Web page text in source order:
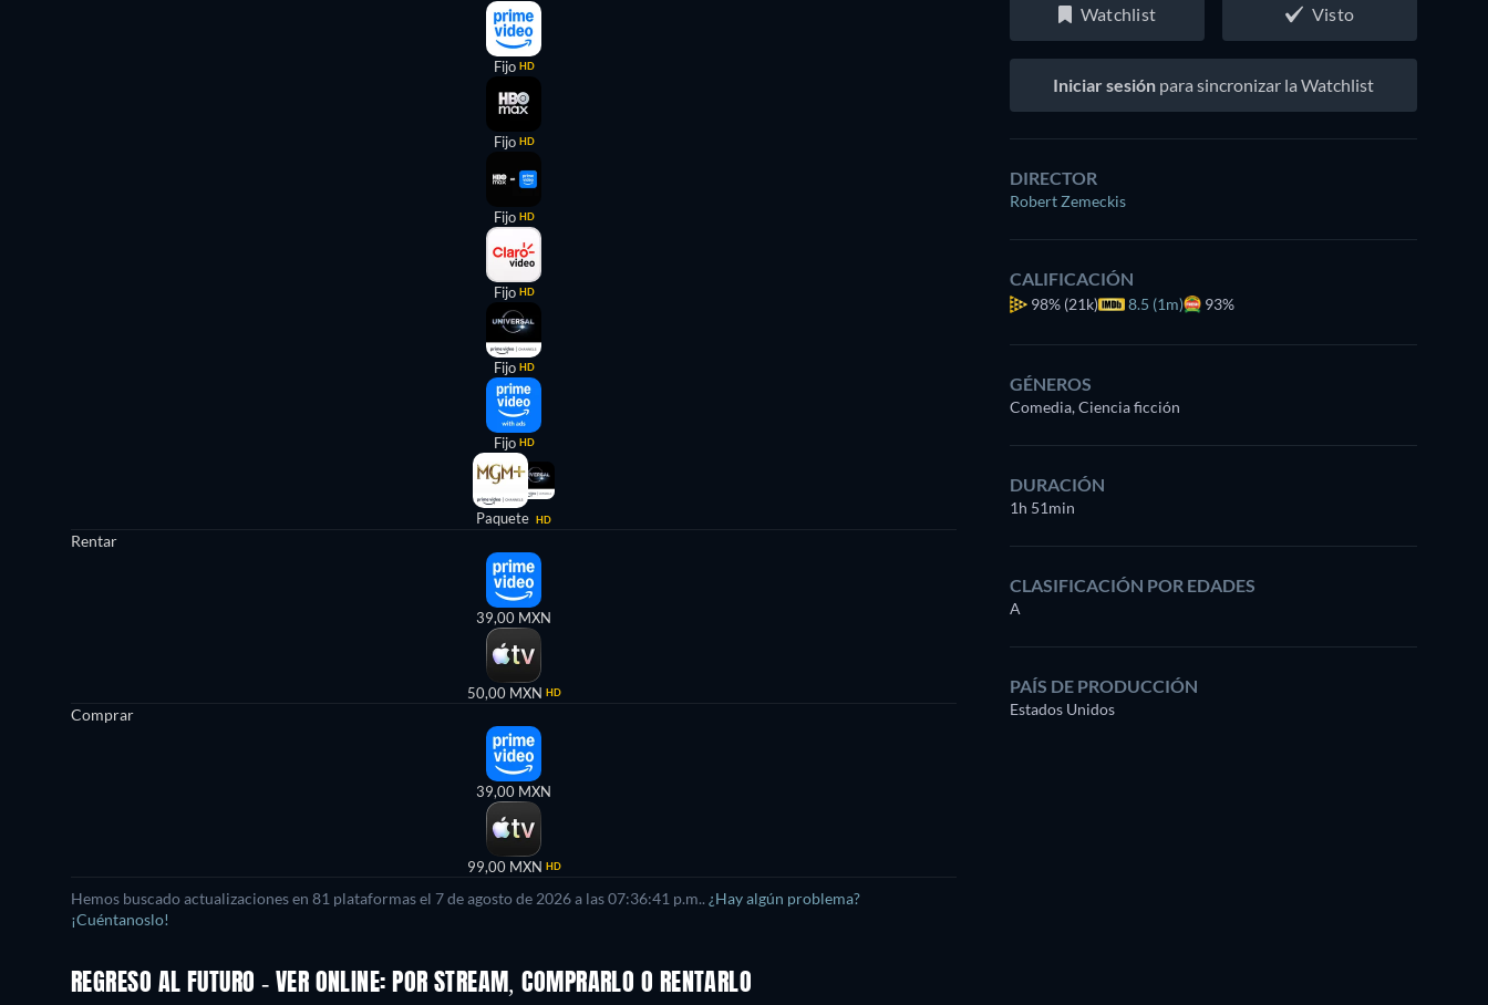
Fijo HD
Fijo HD
Fijo HD
Fijo HD
Fijo HD
Fijo HD
Paquete HD
Rentar
39,00 MXN
50,00 MXN HD
Comprar
39,00 MXN
99,00 MXN HD
Hemos buscado actualizaciones en 81 plataformas el 7 de agosto de 2026a las07:36:41 p.m.. ¿Hay algún problema?
¡Cuéntanoslo!
REGRESO AL FUTURO - VER ONLINE: POR STREAM, COMPRARLO O RENTARLO
Watchlist Visto
Iniciar sesión para sincronizar la Watchlist
DIRECTOR
Robert Zemeckis
CALIFICACIÓN
98% (21k) 8.5 (1m) 93%
GÉNEROS
Comedia, Ciencia ficción
DURACIÓN
1h 51min
CLASIFICACIÓN POR EDADES
A
PAÍS DE PRODUCCIÓN
Estados Unidos